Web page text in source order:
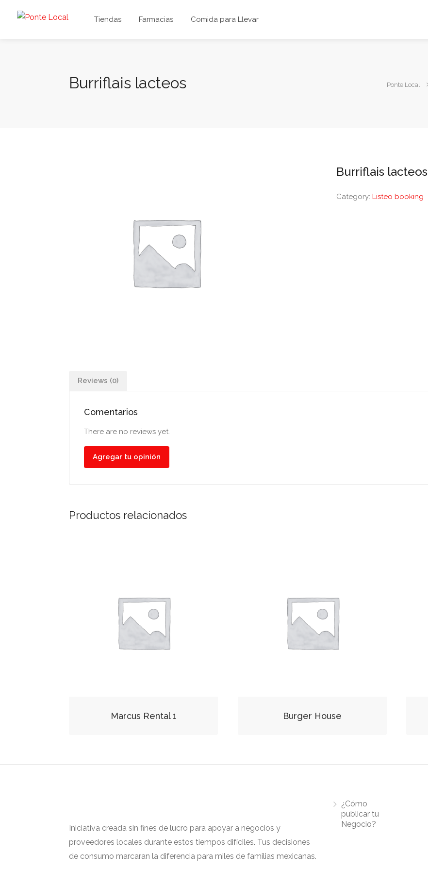
Tiendas Farmacias Comida para Llevar
Burriflais lacteos Ponte Local
Burriflais lacteos
Category:Listeo booking
Reviews (0)
Comentarios
There are no reviews yet.
Agregar tu opinión
Productos relacionados
Marcus Rental 1 Burger House
Iniciativa creada sin fines de lucro para apoyar a negocios y
proveedores locales durante estos tiempos difíciles. Tus decisiones
de consumo marcaran la diferencia para miles de familias mexicanas.
¿Cómo
publicar tu
Negocio?